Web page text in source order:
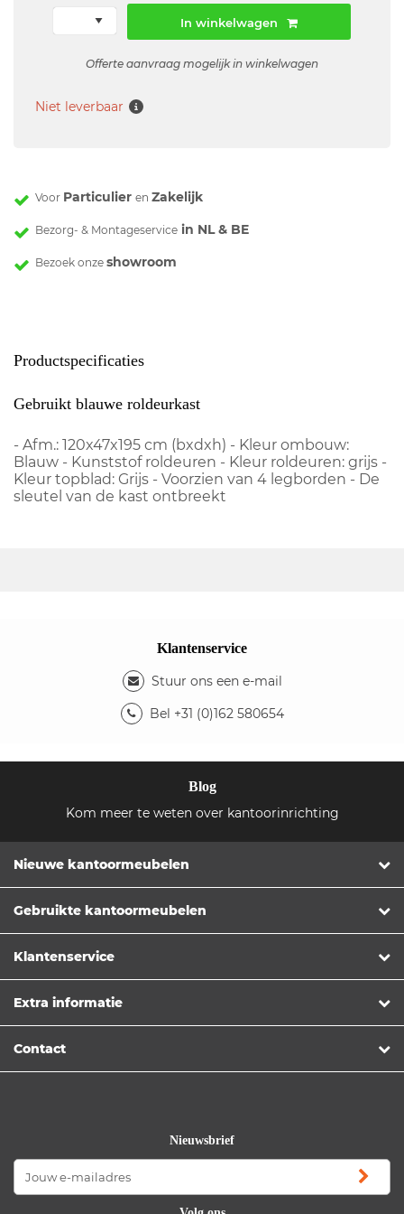
In winkelwagen
Offerte aanvraag mogelijk in winkelwagen
Niet leverbaar
Voor Particulier en Zakelijk
Bezorg- & Montageservice in NL & BE
Bezoek onze showroom
Productspecificaties
Gebruikt blauwe roldeurkast
- Afm.: 120x47x195 cm (bxdxh) - Kleur ombouw:
Blauw - Kunststof roldeuren - Kleur roldeuren: grijs -
Kleur topblad: Grijs - Voorzien van 4 legborden - De
sleutel van de kast ontbreekt
Klantenservice
Stuur ons een e-mail
Bel +31 (0)162 580654
Blog
Kom meer te weten over kantoorinrichting
Nieuwe kantoormeubelen
Gebruikte kantoormeubelen
Klantenservice
Extra informatie
Contact
Nieuwsbrief